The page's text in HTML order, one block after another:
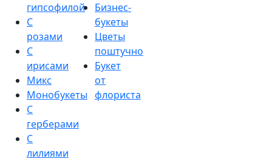
гипсофилой
С
розами
С
ирисами
Микс
Монобукеты
С
герберами
С
лилиями
Бизнес-
букеты
Цветы
поштучно
Букет
от
флориста